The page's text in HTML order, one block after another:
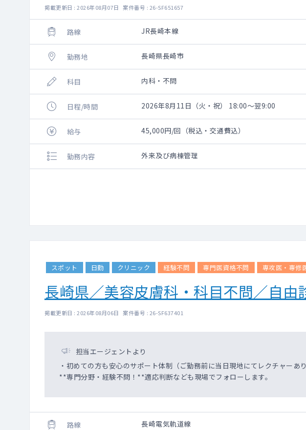
掲載更新日 : 2026年08月07日 案件番号 : 26-SF651657
路線 JR長崎本線
勤務地 長崎県長崎市
科目 内科・不問
日程/時間 2026年8月11日（火・祝） 18:00～翌9:00
給与 45,000円/回（税込・交通費込）
勤務内容 外来及び病棟管理
スポット 日勤 クリニック 経験不問 専門医資格不問 専攻医・専修
長崎県／美容皮膚科・科目不問／自由
掲載更新日 : 2026年08月06日 案件番号 : 26-SF637401
担当エージェントより
・初めての方も安心のサポート体制（ご勤務前に当日現地にてレクチャーあり
**専門分野・経験不問！**適応判断なども現場でフォローします。
路線 長崎電気軌道線